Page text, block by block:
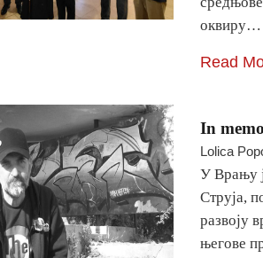
оквиру…
Read
In
Lolica
У Врању
Струја,
развоју
његове